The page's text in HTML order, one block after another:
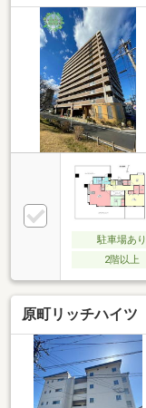
駐車場あり
2階以上
原町リッチハイツ